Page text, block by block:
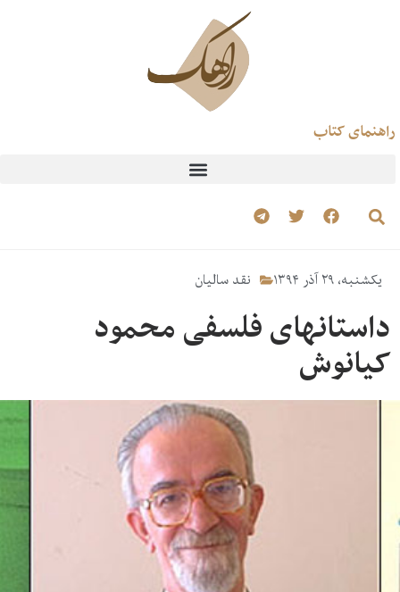
راهنمای کتاب
یکشنبه، ۲۹ آذر ۱۳۹۴ نقد سالیان
داستانهای فلسفی محمود
کیانوش